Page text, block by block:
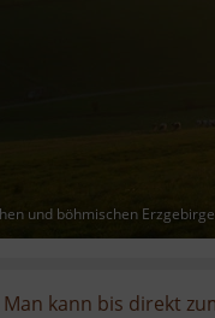
und böhmischen Erzgebirge
Man kann bis direkt